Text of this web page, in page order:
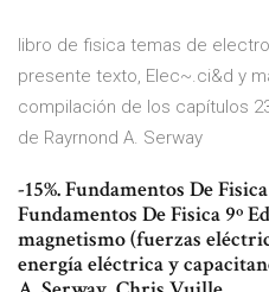
libro de fisica temas de
presente texto, Elec~.ci&d y
compilación de los capítulos
de Rayrnond A. Serway
-15%. Fundamentos De
Fundamentos De Fisica 9º
magnetismo (fuerzas
energía eléctrica y